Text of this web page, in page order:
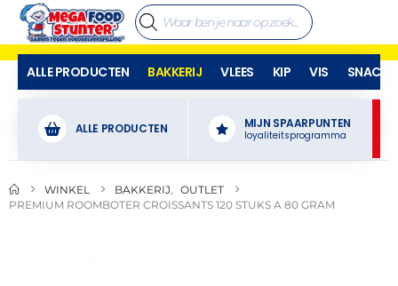
ALLE PRODUCTEN BAKKERIJ VLEES KIP VIS SNACKS
ALLE PRODUCTEN MIJN SPAARPUNTEN
loyaliteitsprogramma
WINKEL BAKKERIJ
OUTLET
PREMIUM ROOMBOTER CROISSANTS 120 STUKS A 80 GRAM